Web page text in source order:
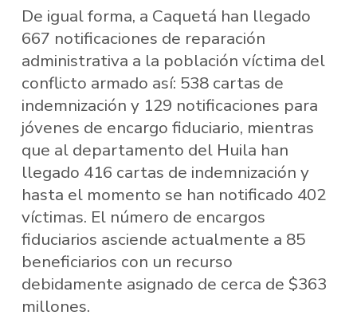
De igual forma, a Caquetá han llegado
667 notificaciones de reparación
administrativa a la población víctima del
conflicto armado así: 538 cartas de
indemnización y 129 notificaciones para
jóvenes de encargo fiduciario, mientras
que al departamento del Huila han
llegado 416 cartas de indemnización y
hasta el momento se han notificado 402
víctimas. El número de encargos
fiduciarios asciende actualmente a 85
beneficiarios con un recurso
debidamente asignado de cerca de $363
millones.